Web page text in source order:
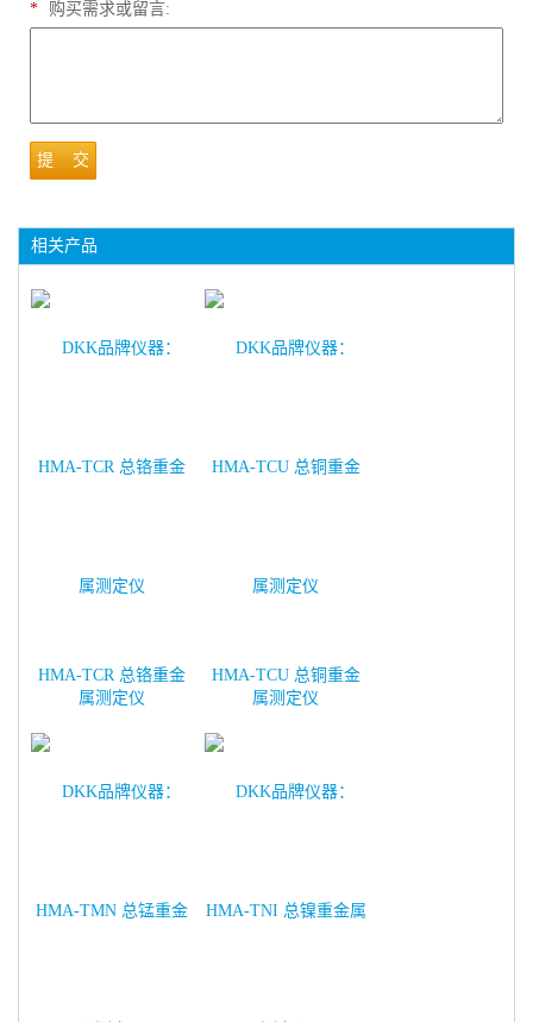
* 购买需求或留言:
提 交
相关产品
HMA-TCR 总铬重金
属测定仪
HMA-TCU 总铜重金
属测定仪